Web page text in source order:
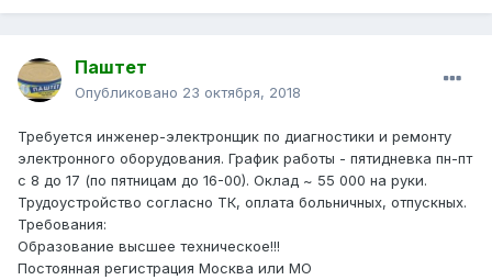
Паштет
Опубликовано 23 октября, 2018
Требуется инженер-электронщик по диагностики и ремонту
электронного оборудования. График работы - пятидневка пн-пт
с 8 до 17 (по пятницам до 16-00). Оклад ~ 55 000 на руки.
Трудоустройство согласно ТК, оплата больничных, отпускных.
Требования:
Образование высшее техническое!!!
Постоянная регистрация Москва или МО